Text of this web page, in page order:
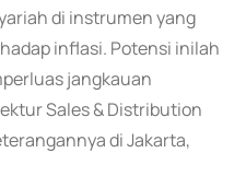
di instrumen yang
inflasi. Potensi inilah
jangkauan
Sales & Distribution
di Jakarta,